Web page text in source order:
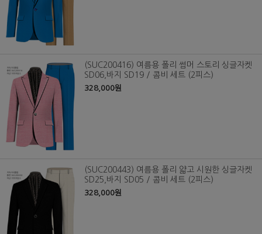
(SUC200416) 여름용 폴리 썸머 스토리 싱글자켓
SD06,바지 SD19 / 콤비 세트 (2피스)
328,000원
(SUC200443) 여름용 폴리 얇고 시원한 싱글자켓
SD25,바지 SD05 / 콤비 세트 (2피스)
328,000원